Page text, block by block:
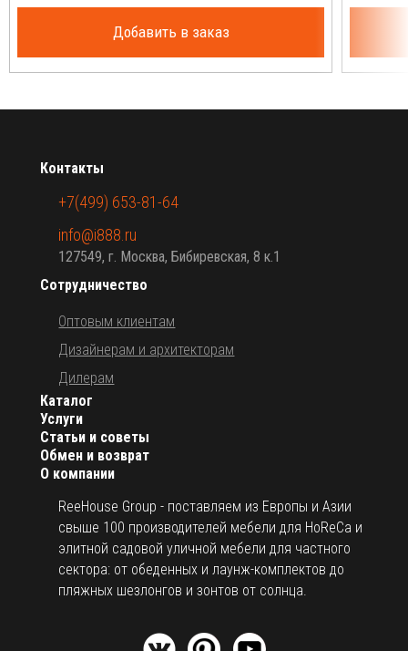
Добавить в заказ
О компании
ReeHouse Group - поставляем из Европы и Азии
свыше 100 производителей мебели для HoReCa и
элитной садовой уличной мебели для частного
сектора: от обеденных и лаунж-комплектов до
пляжных шезлонгов и зонтов от солнца.
Каталог
Услуги
Статьи и советы
Обмен и возврат
Сотрудничество
Оптовым клиентам
Дизайнерам и архитекторам
Дилерам
Контакты
+7(499) 653-81-64
info@i888.ru
127549, г. Москва, Бибиревская, 8 к.1